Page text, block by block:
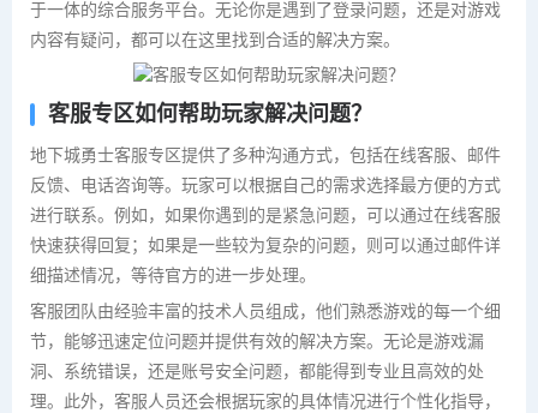
于一体的综合服务平台。无论你是遇到了登录问题，还是对游戏
内容有疑问，都可以在这里找到合适的解决方案。
客服专区如何帮助玩家解决问题？
地下城勇士客服专区提供了多种沟通方式，包括在线客服、邮件
反馈、电话咨询等。玩家可以根据自己的需求选择最方便的方式
进行联系。例如，如果你遇到的是紧急问题，可以通过在线客服
快速获得回复；如果是一些较为复杂的问题，则可以通过邮件详
细描述情况，等待官方的进一步处理。
客服团队由经验丰富的技术人员组成，他们熟悉游戏的每一个细
节，能够迅速定位问题并提供有效的解决方案。无论是游戏漏
洞、系统错误，还是账号安全问题，都能得到专业且高效的处
理。此外，客服人员还会根据玩家的具体情况进行个性化指导，